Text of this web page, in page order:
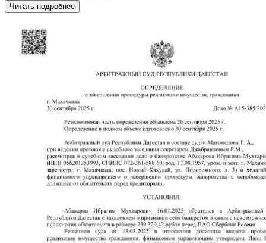
Читать подробнее